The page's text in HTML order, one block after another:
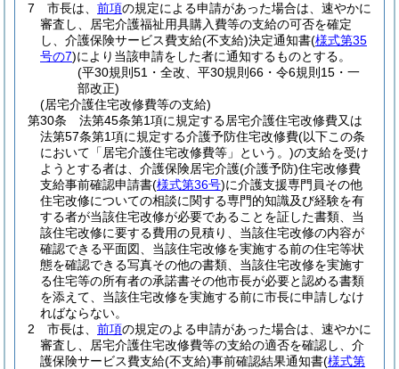
7
市長は、 前項の規定による申請があった場合は、速やかに
審査し、居宅介護福祉用具購入費等の支給の可否を確定
し、介護保険サービス費支給(不支給)決定通知書(様式第35
号の7)により当該申請をした者に通知するものとする。
(平30規則51・全改、平30規則66・令6規則15・一
部改正)
(居宅介護住宅改修費等の支給)
第30条
法第45条第1項に規定する居宅介護住宅改修費又は
法第57条第1項に規定する介護予防住宅改修費(以下この条
において「居宅介護住宅改修費等」という。)の支給を受け
ようとする者は、介護保険居宅介護(介護予防)住宅改修費
支給事前確認申請書(様式第36号)に介護支援専門員その他
住宅改修についての相談に関する専門的知識及び経験を有
する者が当該住宅改修が必要であることを証した書類、当
該住宅改修に要する費用の見積り、当該住宅改修の内容が
確認できる平面図、当該住宅改修を実施する前の住宅等状
態を確認できる写真その他の書類、当該住宅改修を実施す
る住宅等の所有者の承諾書その他市長が必要と認める書類
を添えて、当該住宅改修を実施する前に市長に申請しなけ
ればならない。
2
市長は、 前項の規定のよる申請があった場合は、速やかに
審査し、居宅介護住宅改修費等の支給の適否を確認し、介
護保険サービス費支給(不支給)事前確認結果通知書(様式第